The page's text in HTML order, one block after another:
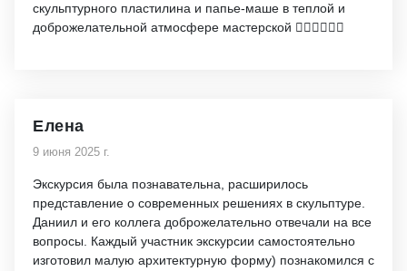
скульптурного пластилина и папье-маше в теплой и
доброжелательной атмосфере мастерской 👍🏻👍🏻👍🏻
Елена
9 июня 2025 г.
Экскурсия была познавательна, расширилось
представление о современных решениях в скульптуре.
Даниил и его коллега доброжелательно отвечали на все
вопросы. Каждый участник экскурсии самостоятельно
изготовил малую архитектурную форму) познакомился с